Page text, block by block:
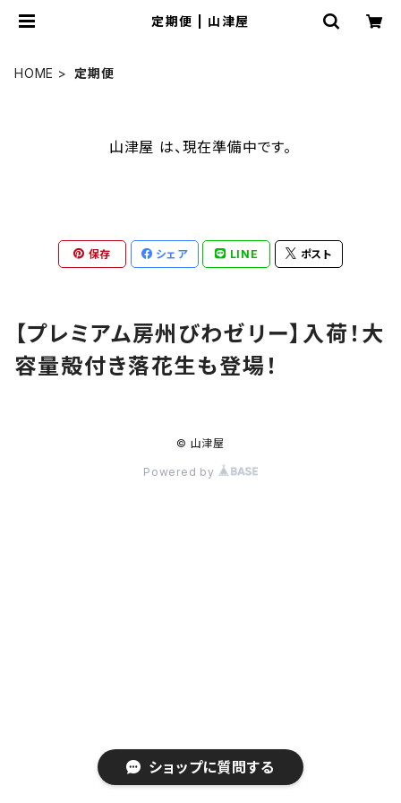
定期便 | 山津屋
HOME 定期便
山津屋 は、現在準備中です。
保存 シェア LINE ポスト
【プレミアム房州びわゼリー】入荷！大
容量殻付き落花生も登場！
© 山津屋
Powered by
ショップに質問する